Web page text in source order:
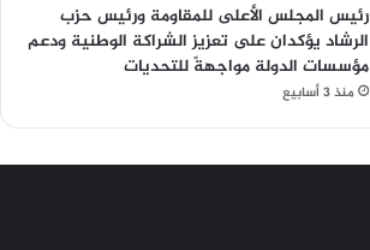
رئيس المجلس الأعلى للمقاومة ورئيس حزب
الرشاد يؤكدان على تعزيز الشراكة الوطنية ودعم
مؤسسات الدولة مواجهةً للتحديات
منذ 3 أسابيع